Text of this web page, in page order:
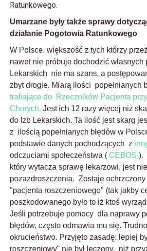
Ratunkowego.
Umarzane były także sprawy
działanie Pogotowia Ratunkowego
W Polsce, większość z tych którzy
nawet nie próbuje dochodzić własnych
Lekarskich nie ma szans, a
zbyt drogie. Miarą ilości popełnianych
trafiające do Rzeczników Pacjenta
Chorych. Jest ich 12 razy więcej niż
do Izb Lekarskich. Ta ilość jest skarg
z ilością popełnianych błędów w
podstawie danych pochodzących z
odczuciami społeczeństwa ( CEBOS ).
który wytacza sprawę lekarzowi, jest
pozazdroszczenia. Zostaje
"pacjenta roszczeniowego" (tak jakby
poszkodowanego było to iż ktoś
Jeśli potrzebuje pomocy dla naprawy
błędów, często odmawia mu się.
okrucieństwo. Przyjęto zasadę: lepiej
roszczeniowy" nie był leczony, niż